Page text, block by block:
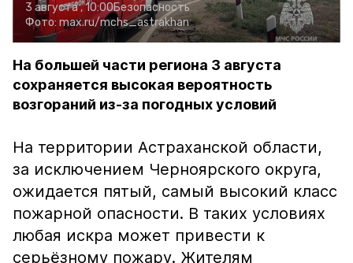
3 августа , 10:00Безопасность
Фото: max.ru/mchs_astrakhan
На большей части региона 3 августа
сохраняется высокая вероятность
возгораний из-за погодных условий
На территории Астраханской области,
за исключением Черноярского округа,
ожидается пятый, самый высокий класс
пожарной опасности. В таких условиях
любая искра может привести к
серьёзному пожару. Жителям